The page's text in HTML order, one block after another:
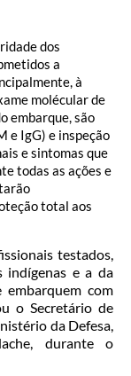
dos
a
à
molécular de
embarque, são
e IgG) e inspeção
e sintomas que
todas as ações e
total aos
testados,
indígenas e a da
embarquem com
o Secretário de
da Defesa,
durante o